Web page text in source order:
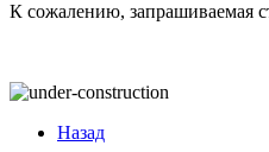
К сожалению, запрашиваемая
Назад